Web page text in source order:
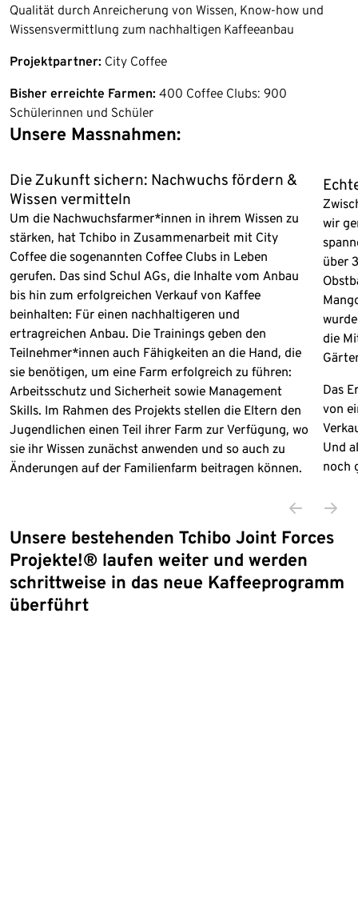
Qualität durch Anreicherung von Wissen, Know-how und
Wissensvermittlung zum nachhaltigen Kaffeeanbau
Projektpartner: City Coffee
Bisher erreichte Farmen: 400 Coffee Clubs: 900
Schülerinnen und Schüler
Unsere Massnahmen:
Die Zukunft sichern: Nachwuchs fördern &
Wissen vermitteln
Um die Nachwuchsfarmer*innen in ihrem Wissen zu
stärken, hat Tchibo in Zusammenarbeit mit City
Coffee die sogenannten Coffee Clubs in Leben
gerufen. Das sind Schul AGs, die Inhalte vom Anbau
bis hin zum erfolgreichen Verkauf von Kaffee
beinhalten: Für einen nachhaltigeren und
ertragreichen Anbau. Die Trainings geben den
Teilnehmer*innen auch Fähigkeiten an die Hand, die
sie benötigen, um eine Farm erfolgreich zu führen:
Arbeitsschutz und Sicherheit sowie Management
Skills. Im Rahmen des Projekts stellen die Eltern den
Jugendlichen einen Teil ihrer Farm zur Verfügung, wo
sie ihr Wissen zunächst anwenden und so auch zu
Änderungen auf der Familienfarm beitragen können.
wir
über
die
Das
von
Und
noch
Ende der Auflistung
Unsere bestehenden Tchibo Joint Forces
Projekte!® laufen weiter und werden
schrittweise in das neue Kaffeeprogramm
überführt